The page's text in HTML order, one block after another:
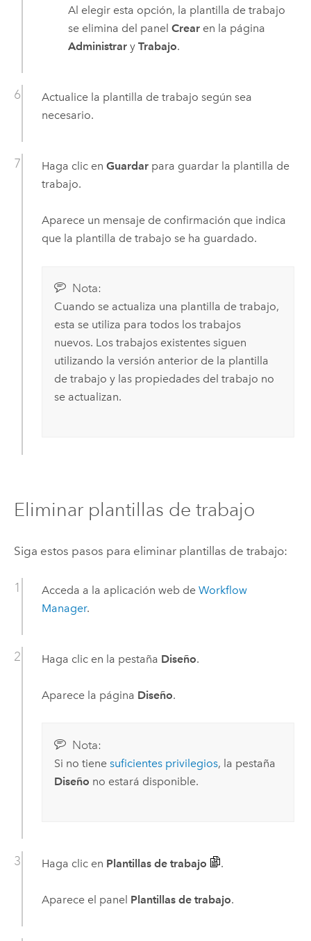
Al elegir esta opción, la plantilla de trabajo
se elimina del panelCrear en la página
Administrar yTrabajo.
Actualice la plantilla de trabajo según sea
necesario.
Haga clic en Guardarpara guardar la plantilla de
trabajo.
Aparece un mensaje de confirmación que indica
que la plantilla de trabajo se ha guardado.
Nota:
Cuando se actualiza una plantilla de trabajo,
esta se utiliza para todos los trabajos
nuevos. Los trabajos existentes siguen
utilizando la versión anterior de la plantilla
de trabajo y las propiedades del trabajo no
se actualizan.
Eliminar plantillas de trabajo
Siga estos pasos para eliminar plantillas de trabajo:
Acceda a la aplicación web de Workflow
Manager.
Haga clic en la pestaña Diseño.
Aparece la página Diseño.
Nota:
Si no tiene suficientes privilegios, la pestaña
Diseño no estará disponible.
Haga clic en Plantillas de trabajo .
Aparece el panel Plantillas de trabajo.